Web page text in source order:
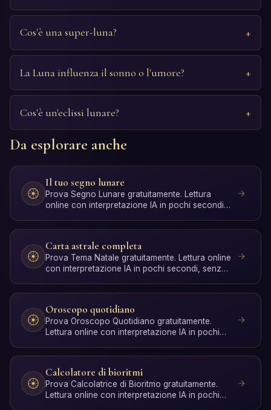
Cos'è una super-luna?
La Luna influenza il sonno o l'umore?
Cos'è un'eclissi lunare?
Da esplorare anche
Il tuo segno lunare
Prova Segno Lunare gratuitamente. Lettura
online con interpretazione IA in pochi secondi,
Carta astrale completa
Prova Tema Natale gratuitamente. Lettura online
con interpretazione IA in pochi secondi, senza
Oroscopo quotidiano
Prova Oroscopo Quotidiano gratuitamente.
Lettura online con interpretazione IA in pochi
Calcolatore di bioritmi
Prova Calcolatrice di Bioritmo gratuitamente.
Lettura online con interpretazione IA in pochi